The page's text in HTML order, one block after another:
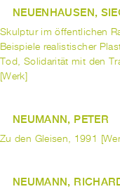
NEUENHAUSEN,
Skulptur im öffentlichen
Beispiele realistischer
Tod, Solidarität mit den
[Werk]
NEUMANN, PETER
Zu den Gleisen, 1991
NEUMANN,